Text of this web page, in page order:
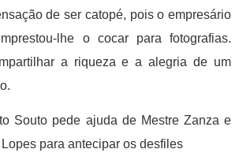
de ser catopé, pois o empresário
lhe o cocar para fotografias.
a riqueza e a alegria de um
Souto pede ajuda de Mestre Zanza e
para antecipar os desfiles